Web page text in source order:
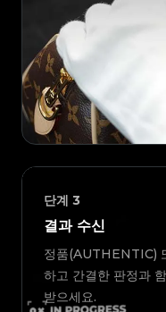
단계 3
결과 수신
정품(AUTHENTIC)
하고 간결한 판정과
받으세요.